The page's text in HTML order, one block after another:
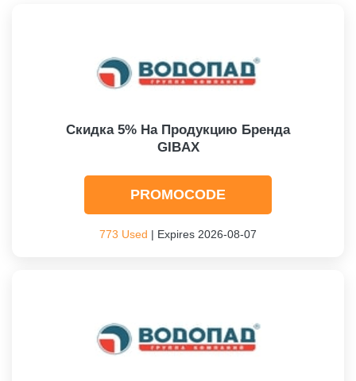
Скидка 5% На Продукцию Бренда
GIBAX
PROMOCODE
773 Used | Expires 2026-08-07